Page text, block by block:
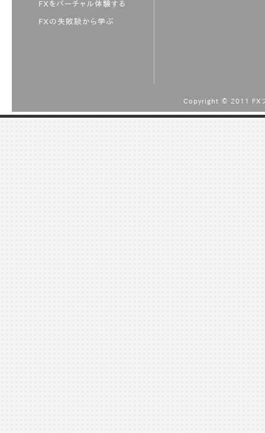
FXをバーチャル体験する
FXの失敗談から学ぶ
Copyright © 2011 FXプ